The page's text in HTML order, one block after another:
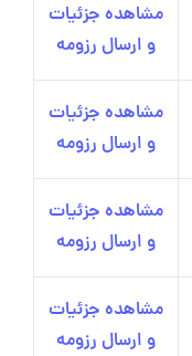
مشاهده جزئیات
و ارسال رزومه
مشاهده جزئیات
و ارسال رزومه
مشاهده جزئیات
و ارسال رزومه
مشاهده جزئیات
و ارسال رزومه